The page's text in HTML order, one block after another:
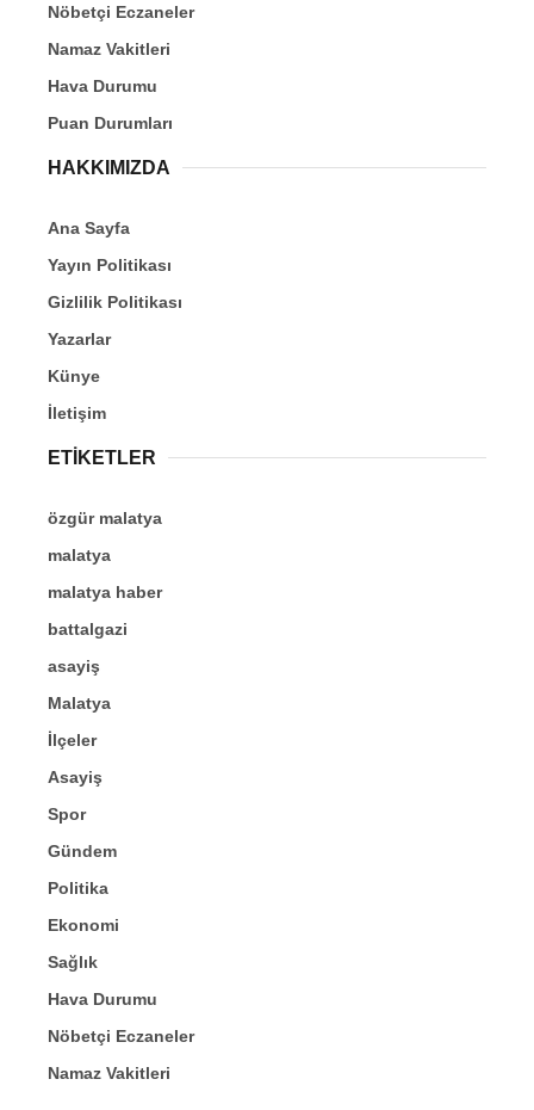
Nöbetçi Eczaneler
Namaz Vakitleri
Hava Durumu
Puan Durumları
HAKKIMIZDA
Ana Sayfa
Yayın Politikası
Gizlilik Politikası
Yazarlar
Künye
İletişim
ETİKETLER
özgür malatya
malatya
malatya haber
battalgazi
asayiş
Malatya
İlçeler
Asayiş
Spor
Gündem
Politika
Ekonomi
Sağlık
Hava Durumu
Nöbetçi Eczaneler
Namaz Vakitleri